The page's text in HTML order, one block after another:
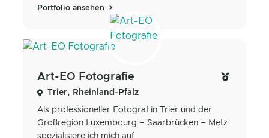
Portfolio ansehen
Art-EO Fotografie
Trier, Rheinland-Pfalz
Als professioneller Fotograf in Trier und der
Großregion Luxembourg – Saarbrücken – Metz
spezialisiere ich mich auf...